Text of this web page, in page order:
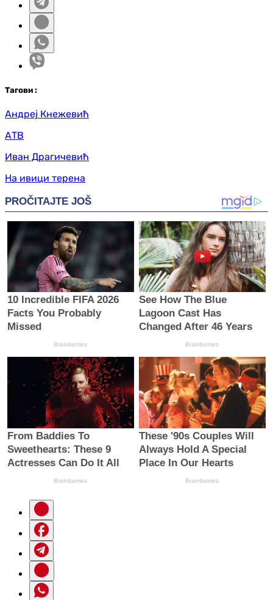
Тагови :
Андреј Кнежевић
АТВ
Иван Драгичевић
На ивици терена